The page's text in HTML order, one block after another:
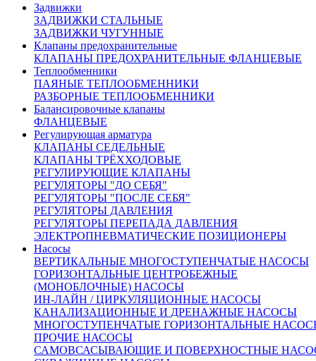
Задвижки
ЗАДВИЖКИ СТАЛЬНЫЕ
ЗАДВИЖКИ ЧУГУННЫЕ
Клапаны предохранительные
КЛАПАНЫ ПРЕДОХРАНИТЕЛЬНЫЕ ФЛАНЦЕВЫЕ
Теплообменники
ПАЯНЫЕ ТЕПЛООБМЕННИКИ
РАЗБОРНЫЕ ТЕПЛООБМЕННИКИ
Балансировочные клапаны
ФЛАНЦЕВЫЕ
Регулирующая арматура
КЛАПАНЫ СЕДЕЛЬНЫЕ
КЛАПАНЫ ТРЁХХОДОВЫЕ
РЕГУЛИРУЮЩИЕ КЛАПАНЫ
РЕГУЛЯТОРЫ "ДО СЕБЯ"
РЕГУЛЯТОРЫ "ПОСЛЕ СЕБЯ"
РЕГУЛЯТОРЫ ДАВЛЕНИЯ
РЕГУЛЯТОРЫ ПЕРЕПАДА ДАВЛЕНИЯ
ЭЛЕКТРОПНЕВМАТИЧЕСКИЕ ПОЗИЦИОНЕРЫ
Насосы
ВЕРТИКАЛЬНЫЕ МНОГОСТУПЕНЧАТЫЕ НАСОСЫ
ГОРИЗОНТАЛЬНЫЕ ЦЕНТРОБЕЖНЫЕ
(МОНОБЛОЧНЫЕ) НАСОСЫ
ИН-ЛАЙН / ЦИРКУЛЯЦИОННЫЕ НАСОСЫ
КАНАЛИЗАЦИОННЫЕ И ДРЕНАЖНЫЕ НАСОСЫ
МНОГОСТУПЕНЧАТЫЕ ГОРИЗОНТАЛЬНЫЕ
ПРОЧИЕ НАСОСЫ
САМОВСАСЫВАЮЩИЕ И ПОВЕРХНОСТНЫЕ
30Ч39Р (МЗВГ) РОССИЯ
30Ч39Р КИТАЙ
30Ч39Р ЛШТИ (МЗВ) РОССИЯ
30Ч39Р ЛШТИ (МЗВГ) РОССИЯ
30Ч39Р РОССИЯ
30Ч6БР РОССИЯ
30Ч7БК РОССИЯ
30Ч906БР РОССИЯ
30Ч906БР С ПРИВОДОМ ГЗ РОССИЯ
30Ч939Р С ПРИВОДОМ ГЗ РОССИЯ
47GV РУ10 ПОЛЬША
47GV РУ16 ПОЛЬША
47GVA РУ10 ПОД ПРИВОД ПОЛЬША
47GVA РУ16 ПОД ПРИВОД ПОЛЬША
6000 ТУРЦИЯ
A40 РУ10 КИТАЙ
A40 РУ10 ПОЖАРНАЯ С ИНДИКАТОРОМ КИТАЙ
A40 РУ10 С ПРИВОДОМ ГЗ КИТАЙ
A40 РУ16 КИТАЙ
A40 РУ16 ПОЖАРНАЯ С ИНДИКАТОРОМ КИТАЙ
A40 РУ16 С ПРИВОДОМ ГЗ КИТАЙ
KR РУ10 РОССИЯ
KR РУ16 РОССИЯ
KR-A РОССИЯ
KR12 С ГЗ РОССИЯ
SGV КИТАЙ
T-1430 ТУРЦИЯ
VOC 4241 С ГЗ ФРАНЦИЯ